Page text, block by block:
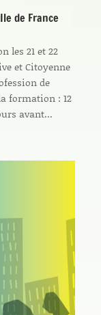
de France
les 21 et 22
et Citoyenne
de
formation : 12
avant...